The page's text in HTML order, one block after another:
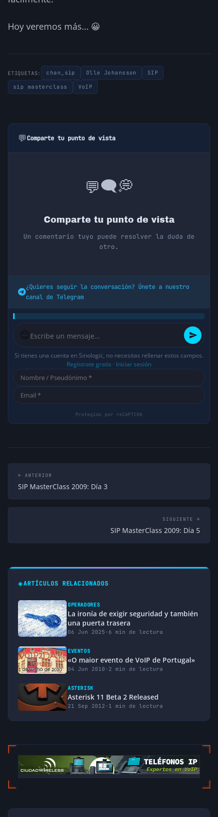
Hoy veremos más… 😀
ETIQUETAS: chan_sip Olle Johansson SIP
sip masterclass VoIP
💬Comparte tu punto de vista
💬🗨️💭
Comparte tu punto de vista
Un comentario tuyo puede resolver la duda de
otro.
¿Quieres seguir la conversación? Únete a nuestro
canal de Telegram
😊
Si tienes una cuenta en Sinologic, no necesitas rellenar estos campos.
Regístrate gratis · Iniciar sesión
← ANTERIOR
SIP MasterClass 2009: Día 3
SIGUIENTE →
SIP MasterClass 2009: Día 5
◈ARTÍCULOS RELACIONADOS
OPERADORES
La ironía de exigir seguridad y también
una puerta trasera
06 Jun 2025 · 6 min de lectura
EVENTOS
«O maior evento de VoIP de Portugal»
04 Jun 2010 · 2 min de lectura
ASTERISK
Asterisk 11 Beta 2 Released
21 Sep 2012 · 1 min de lectura